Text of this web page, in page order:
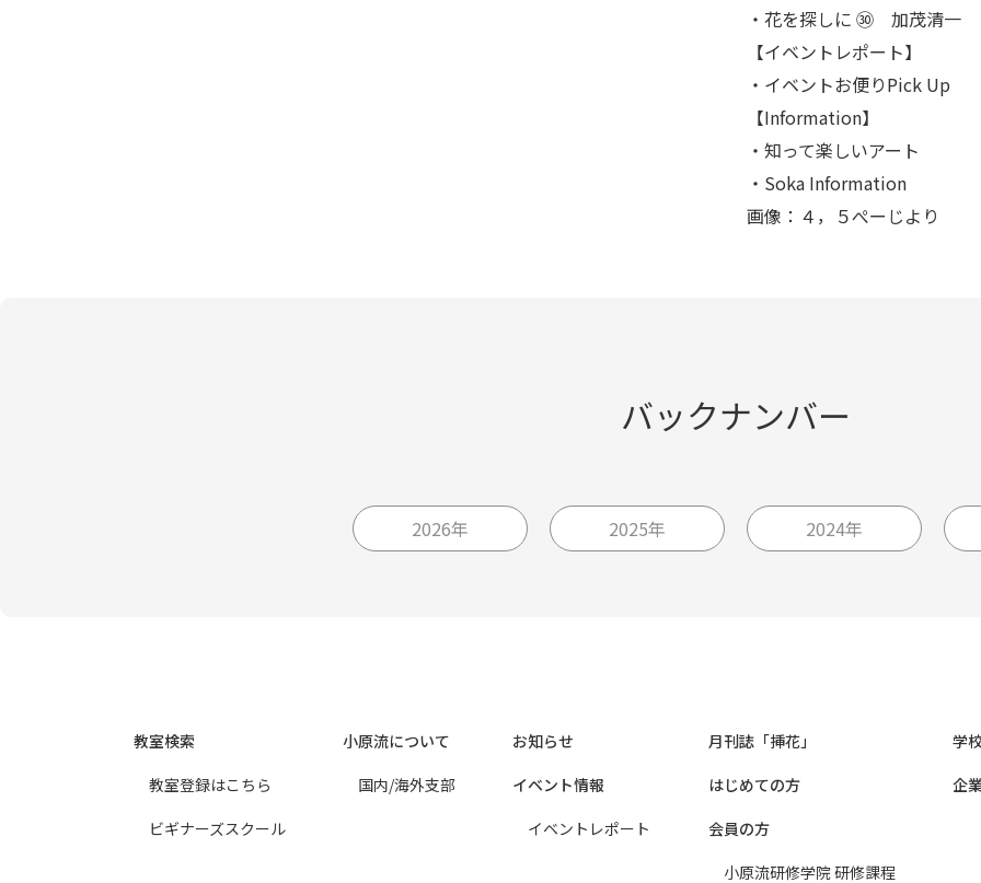
・花を探しに ㉚ 加茂清一
【イベントレポート】
・イベントお便りPick Up
【Information】
・知って楽しいアート
・ Soka Information
画像：４，５ぺーじより
バックナンバー
2026年 2025年 2024年
教室検索
教室登録はこちら
ビギナーズスクール
小原流について
国内/海外支部
お知らせ
イベント情報
イベントレポート
月刊誌「挿花」
はじめての方
会員の方
小原流研修学院 研修課程
学
企